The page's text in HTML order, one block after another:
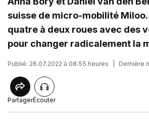
suisse de micro-mobilité
quatre à deux roues avec des
pour changer radicalement la
Publié: 26.07.2022 à 08:55 heures Dernière
PartagerÉcouter